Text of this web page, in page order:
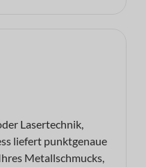
Lasertechnik,
liefert punktgenaue
Metallschmucks,